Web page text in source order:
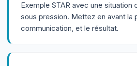
Exemple STAR avec une situation
sous pression. Mettez en avant la
communication, et le résultat.